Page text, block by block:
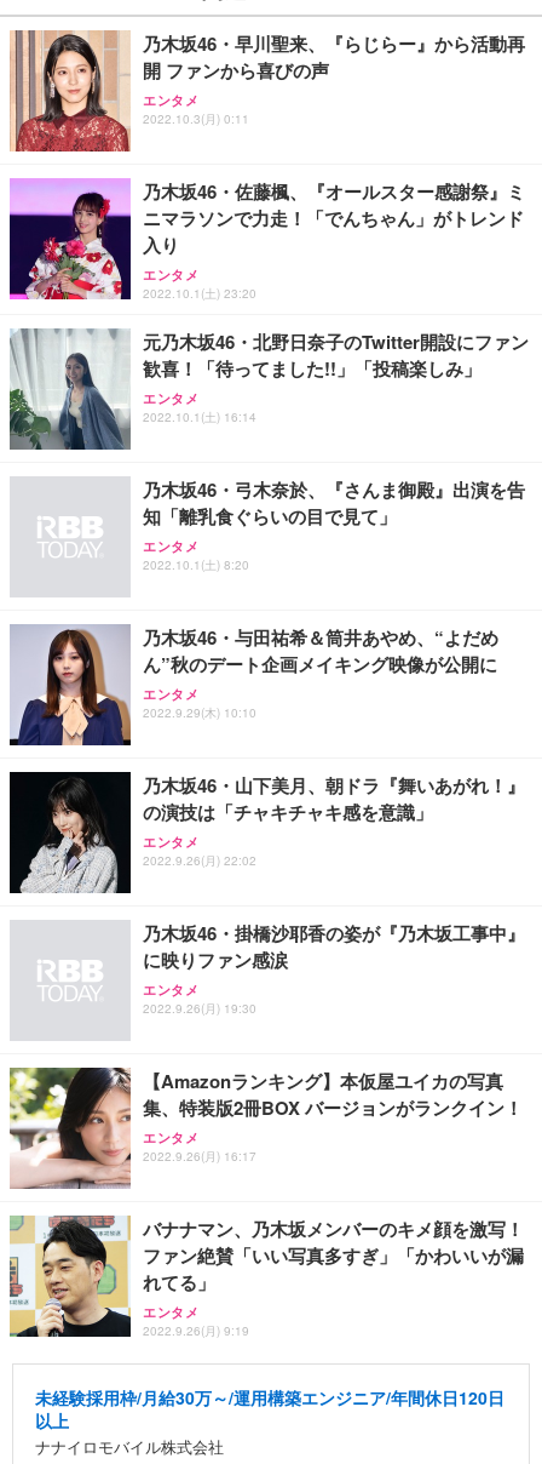
￥27,999
ワーク チェア 強化バックレスト 30度ロッキング機
能 人間工学 椅子 腰サポート 90度跳ね上げ式アーム
務用 おしゃれ パソコンチェア (ブラック)
Sezlife オフィスチェア デスクチェア 疲れない テレ
ワーク チェア 強化バックレスト 30度ロッキング機
能 人間工学 椅子 腰サポート 90度跳ね上げ式アーム
レスト 3Dヘッドレスト ハンガー付き 高反発クッシ
務用 おしゃれ パソコンチェア (ホワイト)
ANDWINT オフィスチェア デスクチェア 肘なし メ
ッシュ 通気性 ランバーサポート付き 腰サポート ガ
ス圧無段階昇降 360度回転 キャスター付き コンパク
￥109,572
【純正品】27"ゲーミングモニター DualSense 充電
フック付き（CFI-ZDM1J）
【整備済み品】Dell E2724HS 27インチ 液晶モニタ
ー フルHD（1920×1080）VA 非光沢 HDMI/DisplayP
ort/VGA スピーカー内蔵 高さ調整 スイベル VESA対
応 ComfortView ビジネス向け
￥15,800
【MiniLED/24.5inch/280Hz/FHD】GRAPHT THE S
HOOTER Gaming Monitor 24” Essential ゲーミン
グモニター QD 24.5インチ 1ms FHD 量子ドット 残
￥3,234
ネオ・ルーライフ ネオ・オムツ L 中型犬用 26枚入
り 単品
Smart Basic(スマートベーシック) 【Amazon.co.jp
限定】 Smart Basic アイリスオーヤマ ペットシーツ
超厚型 お徳用 ワイド 100枚入 (x 1) (ケース販売)
アイリスオーヤマ ペットシーツ 超厚型 お徳用 レギ
ュラー 200枚入【Amazon.co.jp限定】
乃木坂46・早川聖来、『らじらー』から活動再
開 ファンから喜びの声
エンタメ
2022.10.3(月) 0:11
乃木坂46・佐藤楓、『オールスター感謝祭』ミ
ニマラソンで力走！「でんちゃん」がトレンド
入り
エンタメ
2022.10.1(土) 23:20
元乃木坂46・北野日奈子のTwitter開設にファン
歓喜！「待ってました!!」「投稿楽しみ」
エンタメ
2022.10.1(土) 16:14
乃木坂46・弓木奈於、『さんま御殿』出演を告
知「離乳食ぐらいの目で見て」
エンタメ
2022.10.1(土) 8:20
乃木坂46・与田祐希＆筒井あやめ、“よだめ
ん”秋のデート企画メイキング映像が公開に
エンタメ
2022.9.29(木) 10:10
乃木坂46・山下美月、朝ドラ『舞いあがれ！』
の演技は「チャキチャキ感を意識」
エンタメ
2022.9.26(月) 22:02
乃木坂46・掛橋沙耶香の姿が『乃木坂工事中』
に映りファン感涙
エンタメ
2022.9.26(月) 19:30
【Amazonランキング】本仮屋ユイカの写真
集、特装版2冊BOX バージョンがランクイン！
エンタメ
2022.9.26(月) 16:17
バナナマン、乃木坂メンバーのキメ顔を激写！
ファン絶賛「いい写真多すぎ」「かわいいが漏
れてる」
エンタメ
2022.9.26(月) 9:19
未経験採用枠/月給30万～/運用構築エンジニア/年間休日120日
以上
ナナイロモバイル株式会社